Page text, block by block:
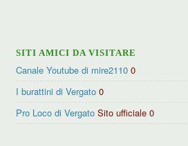
SITI AMICI DA VISITARE
Canale Youtube di mire2110 0
I burattini di Vergato 0
Pro Loco di Vergato Sito ufficiale 0